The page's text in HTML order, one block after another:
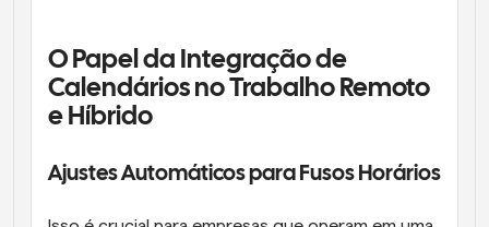
O Papel da Integração de
Calendários no Trabalho Remoto
e Híbrido
Ajustes Automáticos para Fusos Horários